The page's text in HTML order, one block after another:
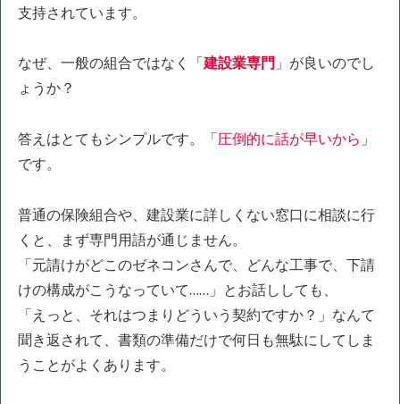
支持されています。
なぜ、一般の組合ではなく「建設業専門 」が良いのでし
ょうか？
答えはとてもシンプルです。「圧倒的に話が早いから 」
です。
普通の保険組合や、建設業に詳しくない窓口に相談に行
くと、まず専門用語が通じません。
「元請けがどこのゼネコンさんで、どんな工事で、下請
けの構成がこうなっていて……」とお話ししても、
「えっと、それはつまりどういう契約ですか？」なんて
聞き返されて、書類の準備だけで何日も無駄にしてしま
うことがよくあります。